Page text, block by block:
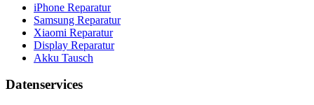
iPhone Reparatur
Samsung Reparatur
Xiaomi Reparatur
Display Reparatur
Akku Tausch
Datenservices